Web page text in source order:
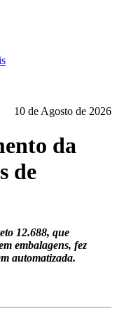
10 de Agosto de 2026
da
de
12.688, que
embalagens, fez
automatizada.